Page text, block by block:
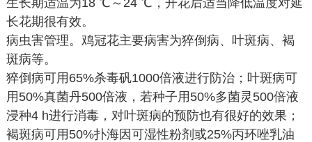
生长期适温为18 ℃～24 ℃，开花后适当降低温度对延
长花期很有效。
病虫害管理。鸡冠花主要病害为猝倒病、叶斑病、褐
斑病等。
猝倒病可用65%杀毒矾1000倍液进行防治；叶斑病可
用50%真菌丹500倍液，若种子用50%多菌灵500倍液
浸种4 h进行消毒，对叶斑病的预防也有很好的效果；
褐斑病可用50%扑海因可湿性粉剂或25%丙环唑乳油